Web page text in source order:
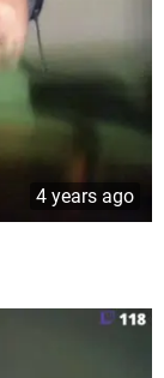
4 years ago